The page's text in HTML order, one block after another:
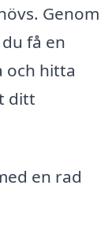
Genom
få en
och hitta
ditt
en rad